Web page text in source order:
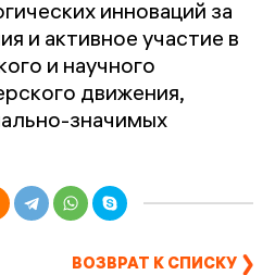
инноваций за
и активное участие в
и научного
движения,
значимых
ВОЗВРАТ К СПИСКУ